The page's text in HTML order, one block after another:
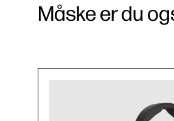
Måske er du